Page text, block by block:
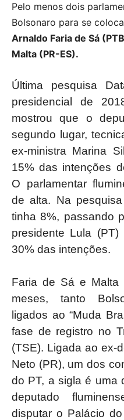
Pelo menos dois
Bolsonaro para se
Arnaldo Faria de Sá
Malta (PR-ES).
Última pesquisa
presidencial de
mostrou que o
segundo lugar,
ex-ministra Marina
15% das intenções
O parlamentar
de alta. Na
tinha 8%, passando
presidente Lula
30% das intenções.
Faria de Sá e Malta
meses, tanto
ligados ao “Muda
fase de registro no
(TSE). Ligada ao ex-
Neto (PR), um dos
do PT, a sigla é uma
deputado
disputar o Palácio